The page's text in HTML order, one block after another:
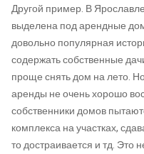
Другой пример. В
выделена под арендные
довольно популярная
содержать собственные
проще снять дом на лето.
аренды не очень хорошо
собственники домов
комплекса на участках,
то достраивается и тд. Это